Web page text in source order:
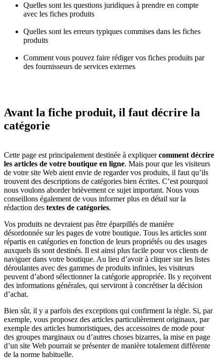
Quelles sont les questions juridiques à prendre en compte
avec les fiches produits
Quelles sont les erreurs typiques commises dans les fiches
produits
Comment vous pouvez faire rédiger vos fiches produits par
des fournisseurs de services externes
Avant la fiche produit, il faut décrire la
catégorie
Cette page est principalement destinée à expliquercomment décrire
les articles de votre boutique en ligne. Mais pour que les visiteurs
de votre site Web aient envie de regarder vos produits, il faut qu’ils
trouvent des descriptions de catégories bien écrites. C’est pourquoi
nous voulons aborder brièvement ce sujet important. Nous vous
conseillons également de vous informer plus en détail sur la
rédaction des textes de catégories.
Vos produits ne devraient pas être éparpillés de manière
désordonnée sur les pages de votre boutique. Tous les articles sont
répartis en catégories en fonction de leurs propriétés ou des usages
auxquels ils sont destinés. Il est ainsi plus facile pour vos clients de
naviguer dans votre boutique. Au lieu d’avoir à cliquer sur les listes
déroulantes avec des gammes de produits infinies, les visiteurs
peuvent d’abord sélectionner la catégorie appropriée. Ils y reçoivent
des informations générales, qui serviront à concrétiser la décision
d’achat.
Bien sûr, il y a parfois des exceptions qui confirment la règle. Si, par
exemple, vous proposez des articles particulièrement originaux, par
exemple des articles humoristiques, des accessoires de mode pour
des groupes marginaux ou d’autres choses bizarres, la mise en page
d’un site Web pourrait se présenter de manière totalement différente
de la norme habituelle.